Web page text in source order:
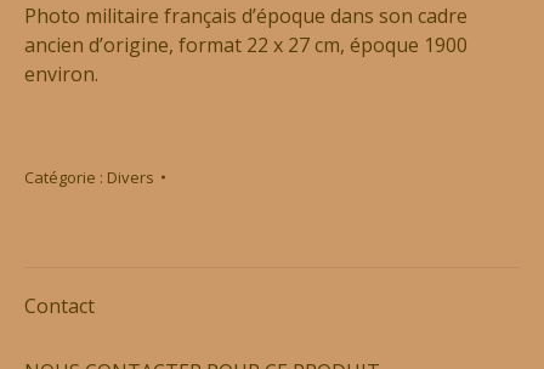
Photo militaire français d’époque dans son cadre
ancien d’origine, format 22 x 27 cm, époque 1900
environ.
Catégorie : Divers
Contact